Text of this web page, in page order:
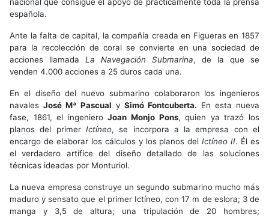
nacional que consigue el apoyo de prácticamente toda la prensa
española.
Ante la falta de capital, la compañía creada en Figueras en 1857
para la recolección de coral se convierte en una sociedad de
acciones llamada La Navegación Submarina, de la que se
venden 4.000 acciones a 25 duros cada una.
En el diseño del nuevo submarino colaboraron los ingenieros
navales José Mª Pascual y Simó Fontcuberta. En esta nueva
fase, 1861, el ingenieroJoan Monjo Pons, quien ya trazó los
planos del primer Ictíneo, se incorpora a la empresa con el
encargo de elaborar los cálculos y los planos delIctíneo II. Él es
el verdadero artífice del diseño detallado de las soluciones
técnicas ideadas por Monturiol.
La nueva empresa construye un segundo submarino mucho más
maduro y sensato que el primer Ictíneo, con 17 m de eslora; 3 de
manga y 3,5 de altura; una tripulación de 20 hombres;